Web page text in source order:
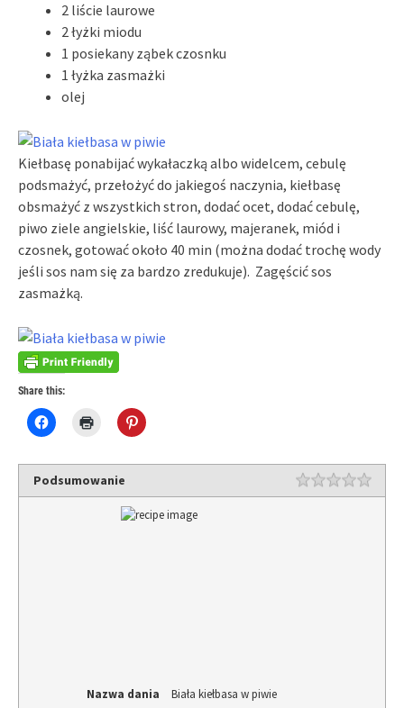
2 liście laurowe
2 łyżki miodu
1 posiekany ząbek czosnku
1 łyżka zasmażki
olej
Kiełbasę ponabijać wykałaczką albo widelcem, cebulę
podsmażyć, przełożyć do jakiegoś naczynia, kiełbasę
obsmażyć z wszystkich stron, dodać ocet, dodać cebulę,
piwo ziele angielskie, liść laurowy, majeranek, miód i
czosnek, gotować około 40 min (można dodać trochę wody
jeśli sos nam się za bardzo zredukuje). Zagęścić sos
zasmażką.
Share this:
Click
to
Facebook
(Opens
in
new
Click
in
new
window)
Click
to
Pinterest
new
window)
Podsumowanie
Nazwa dania
Biała kiełbasa w piwie